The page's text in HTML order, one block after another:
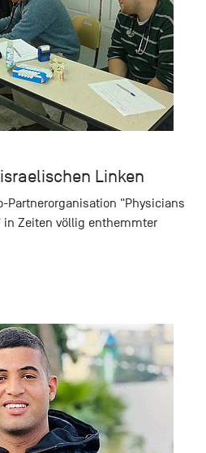
Linken
Partnerorganisation "Physicians
in Zeiten völlig enthemmter